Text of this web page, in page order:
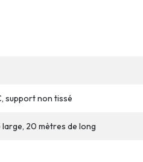
support non tissé
large, 20 mètres de long